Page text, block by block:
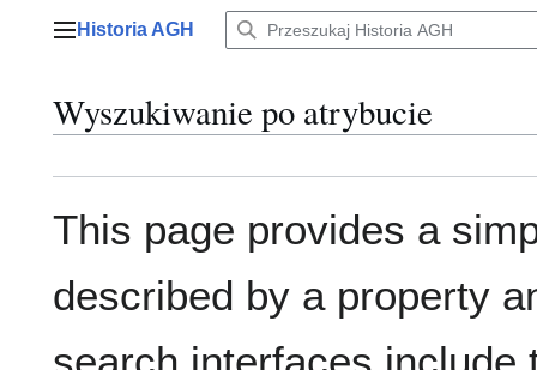
Menu główne
Historia AGH
Wyszukiwanie po atrybucie
This page provides a
described by a property